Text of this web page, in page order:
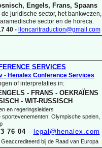
Engels, Frans, Spaans
juridische sector, het bankwezen,
sector en de horeca.
40 -
lloncaritraduction@gmail.com
SERVICES
of interpretaties in:
- FRANS - OEKRAÏENS
-WIT-RUSSISCH
en regeringsleiders
sportevenementen: Olympische spelen,
76 04- legal@henalex.com
Geaccrediteerd bij de Raad van Europa